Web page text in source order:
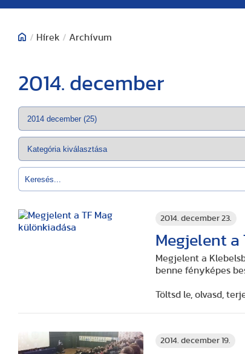
/ Hírek / Archívum
2014. december
2014. december 23.
Megjelent a
Megjelent a
benne fényképes
Töltsd le, olvasd,
2014. december 19.